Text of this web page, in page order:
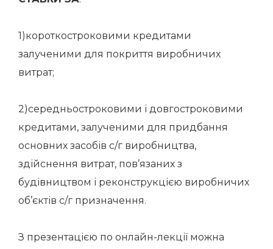
1)короткостроковими кредитами
залученими для покриття виробничих
витрат;
2)середньостроковими і довгостроковими
кредитами, залученими для придбання
основних засобів с/г виробництва,
здійснення витрат, пов’язаних з
будівництвом і реконструкцією виробничих
об’єктів с/г призначення.
З презентацією по онлайн-лекції можна